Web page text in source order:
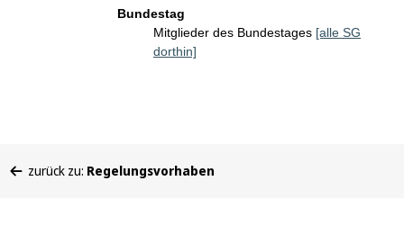
Bundestag
Mitglieder des Bundestages [alle SG
dorthin]
befinden
zurück zu: Regelungsvorhaben